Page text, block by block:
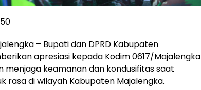
– Bupati dan DPRD Kabupaten
apresiasi kepada Kodim 0617/Majalengka
menjaga keamanan dan kondusifitas saat
rasa di wilayah Kabupaten Majalengka.